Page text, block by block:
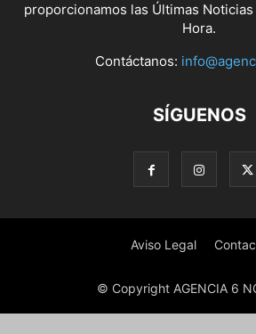
proporcionamos las Últimas
Hora.
Contáctanos:
SÍGUENOS
Aviso Legal
© Copyright AGENCIA 6